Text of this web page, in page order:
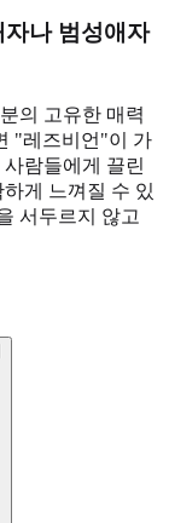
나 범성애자
의 고유한 매력
"레즈비언"이 가
람들에게 끌린
게 느껴질 수 있
서두르지 않고